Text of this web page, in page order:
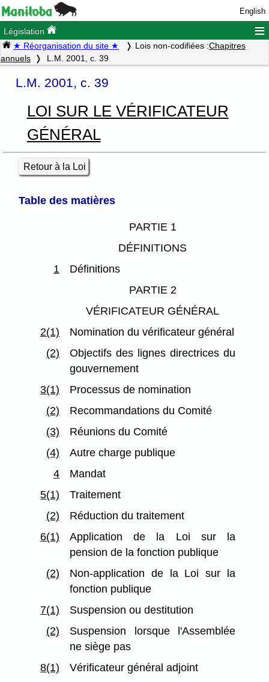
English
Législation ≡
★ Réorganisation du site ★ Lois non-codifiées :Chapitres
annuels
L.M. 2001, c. 39
L.M. 2001, c. 39
LOI SUR LE VÉRIFICATEUR
GÉNÉRAL
Retour à la Loi
Table des matières
PARTIE 1
DÉFINITIONS
1
Définitions
PARTIE 2
VÉRIFICATEUR GÉNÉRAL
2(1)
Nomination du vérificateur général
(2)
Objectifs des lignes directrices du
gouvernement
3(1)
Processus de nomination
(2)
Recommandations du Comité
(3)
Réunions du Comité
(4)
Autre charge publique
4
Mandat
5(1)
Traitement
(2)
Réduction du traitement
6(1)
Application de la Loi sur la
pension de la fonction publique
(2)
Non-application de la Loi sur la
fonction publique
7(1)
Suspension ou destitution
(2)
Suspension lorsque l'Assemblée
ne siège pas
8(1)
Vérificateur général adjoint